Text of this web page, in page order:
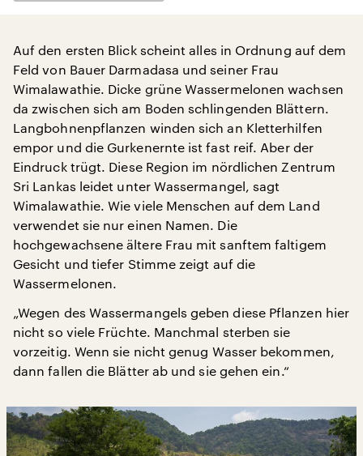
Auf den ersten Blick scheint alles in Ordnung auf dem
Feld von Bauer Darmadasa und seiner Frau
Wimalawathie. Dicke grüne Wassermelonen wachsen
da zwischen sich am Boden schlingenden Blättern.
Langbohnenpflanzen winden sich an Kletterhilfen
empor und die Gurkenernte ist fast reif. Aber der
Eindruck trügt. Diese Region im nördlichen Zentrum
Sri Lankas leidet unter Wassermangel, sagt
Wimalawathie. Wie viele Menschen auf dem Land
verwendet sie nur einen Namen. Die
hochgewachsene ältere Frau mit sanftem faltigem
Gesicht und tiefer Stimme zeigt auf die
Wassermelonen.
„Wegen des Wassermangels geben diese Pflanzen hier
nicht so viele Früchte. Manchmal sterben sie
vorzeitig. Wenn sie nicht genug Wasser bekommen,
dann fallen die Blätter ab und sie gehen ein.“